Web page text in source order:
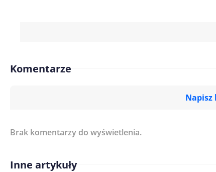
Komentarze
Imię/ Nick*
Brak komentarzy do wyświetlenia.
Inne artykuły